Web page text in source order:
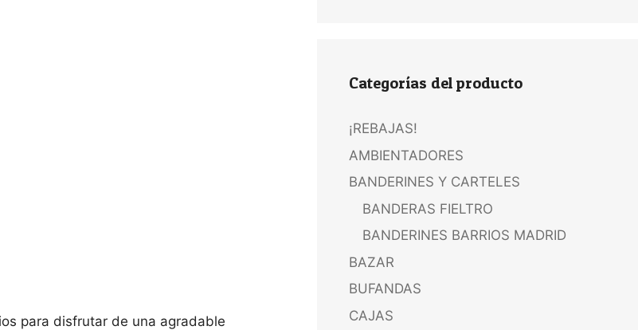
para disfrutar de una agradable
Categorías del producto
¡REBAJAS!
AMBIENTADORES
BANDERINES Y CARTELES
BANDERAS FIELTRO
BANDERINES BARRIOS MADRID
BAZAR
BUFANDAS
CAJAS